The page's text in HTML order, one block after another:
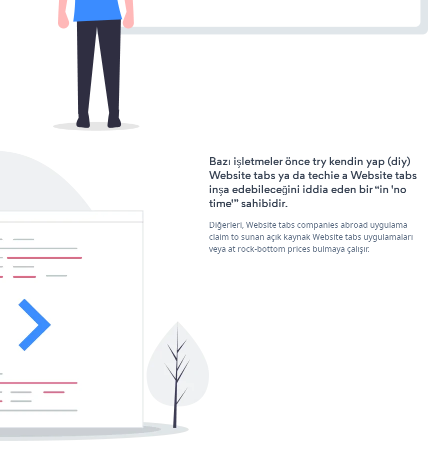
Bazı işletmeler önce try kendin yap (diy)
Website tabs ya da techie a Website tabs
inşa edebileceğini iddia eden bir “in 'no
time'” sahibidir.
Diğerleri, Website tabs companies abroad uygulama
claim to sunan açık kaynak Website tabs uygulamaları
veya at rock-bottom prices bulmaya çalışır.